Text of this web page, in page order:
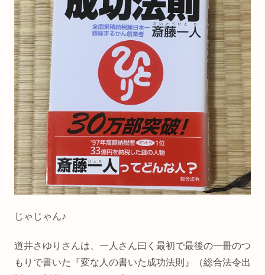
じゃじゃん♪
道井さゆりさんは、一人さん曰く最初で最後の一冊のつ
もりで書いた『変な人の書いた成功法則』（総合法令出